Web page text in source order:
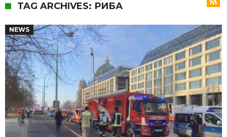
TAG ARCHIVES: РИБА
NEWS